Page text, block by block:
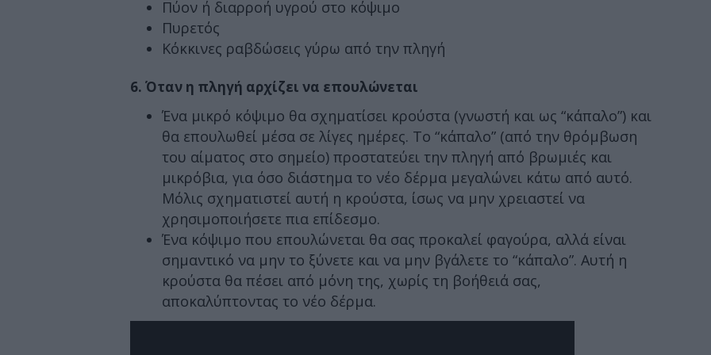
Πύον ή διαρροή υγρού στο κόψιμο
Πυρετός
Κόκκινες ραβδώσεις γύρω από την πληγή
6. Όταν η πληγή αρχίζει να επουλώνεται
Ένα μικρό κόψιμο θα σχηματίσει κρούστα (γνωστή και ως “κάπαλο”) και
θα επουλωθεί μέσα σε λίγες ημέρες. Το “κάπαλο” (από την θρόμβωση
του αίματος στο σημείο) προστατεύει την πληγή από βρωμιές και
μικρόβια, για όσο διάστημα το νέο δέρμα μεγαλώνει κάτω από αυτό.
Μόλις σχηματιστεί αυτή η κρούστα, ίσως να μην χρειαστεί να
χρησιμοποιήσετε πια επίδεσμο.
Ένα κόψιμο που επουλώνεται θα σας προκαλεί φαγούρα, αλλά είναι
σημαντικό να μην το ξύνετε και να μην βγάλετε το “κάπαλο”. Αυτή η
κρούστα θα πέσει από μόνη της, χωρίς τη βοήθειά σας,
αποκαλύπτοντας το νέο δέρμα.